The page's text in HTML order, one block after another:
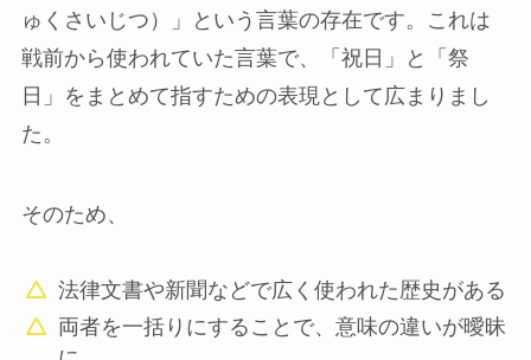
ゅくさいじつ）」という言葉の存在です。これは
戦前から使われていた言葉で、「祝日」と「祭
日」をまとめて指すための表現として広まりまし
た。
そのため、
法律文書や新聞などで広く使われた歴史がある
両者を一括りにすることで、意味の違いが曖昧